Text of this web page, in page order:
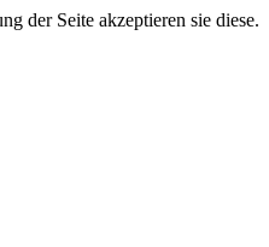
der Seite akzeptieren sie diese.